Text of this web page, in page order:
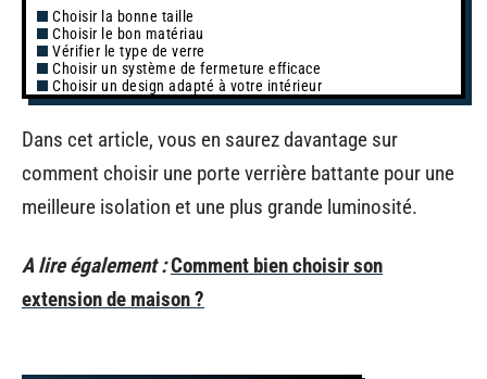
Choisir la bonne taille
Choisir le bon matériau
Vérifier le type de verre
Choisir un système de fermeture efficace
Choisir un design adapté à votre intérieur
Dans cet article, vous en saurez davantage sur
comment choisir une porte verrière battante pour une
meilleure isolation et une plus grande luminosité.
A lire également :Comment bien choisir son
extension de maison ?